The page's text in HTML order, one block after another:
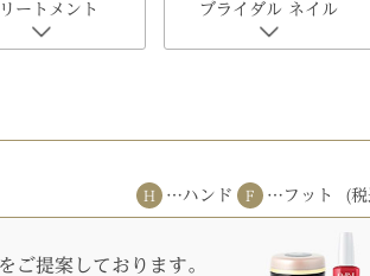
リートメント ブライダル ネイル
…ハンド …フット (
ご提案しております。